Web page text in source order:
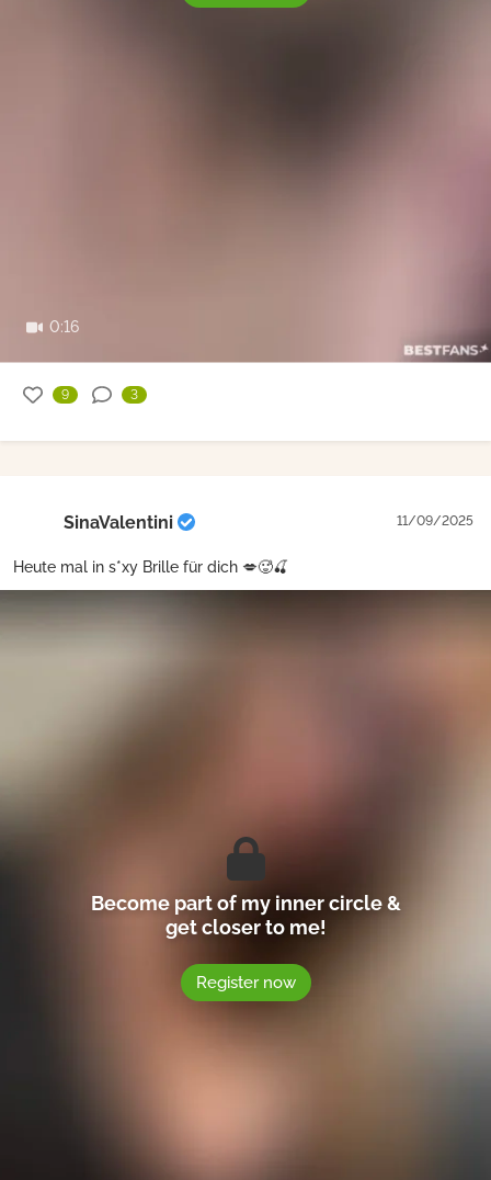
0:16
9 3
SinaValentini 11/09/2025
Heute mal in s*xy Brille für dich 💋🥵🍒
Become part of my inner circle &
get closer to me!
Register now